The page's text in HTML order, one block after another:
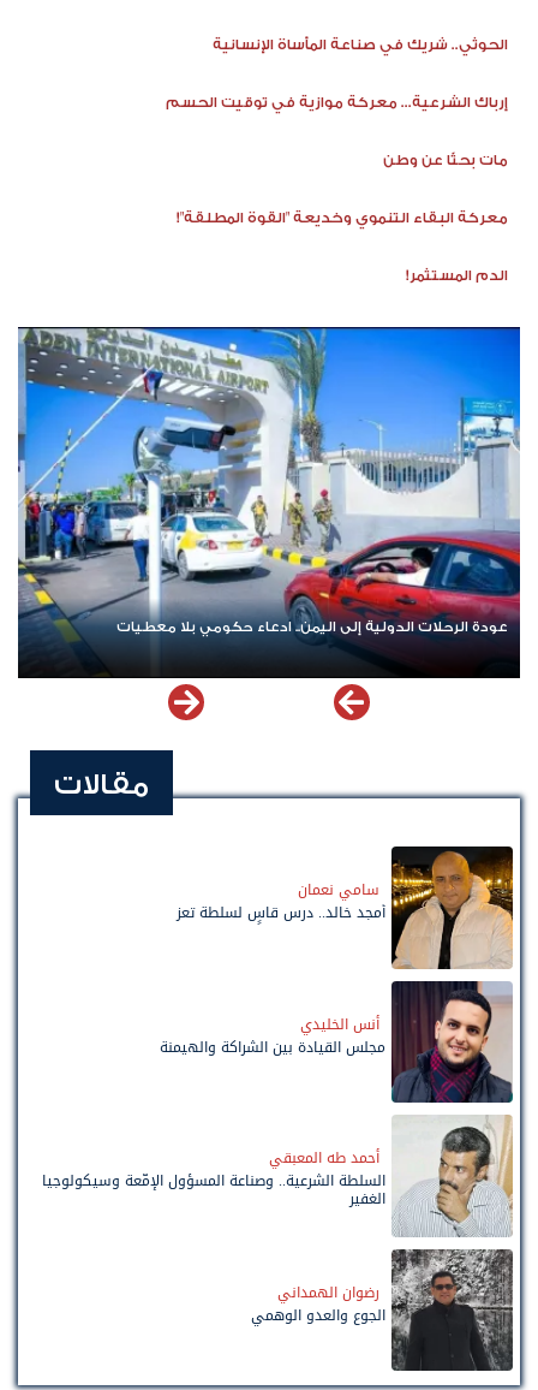
الحوثي.. شريك في صناعة المأساة الإنسانية
إرباك الشرعية... معركة موازية في توقيت الحسم
مات بحثًا عن وطن
معركة البقاء التنموي وخديعة "القوة المطلقة"!
الدم المستثمر!
عودة الرحلات الدولية إلى اليمن.. ادعاء حكومي بلا معطيات
مقالات
سامي نعمان
أمجد خالد.. درس قاسٍ لسلطة تعز
أنس الخليدي
مجلس القيادة بين الشراكة والهيمنة
أحمد طه المعبقي
السلطة الشرعية.. وصناعة المسؤول الإمّعة وسيكولوجيا
الغفير
رضوان الهمداني
الجوع والعدو الوهمي